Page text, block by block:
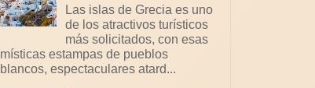
Las islas de Grecia es uno
de los atractivos turísticos
más solicitados, con esas
místicas estampas de pueblos
blancos, espectaculares atard...